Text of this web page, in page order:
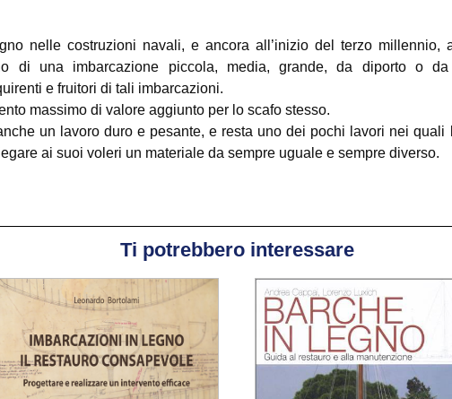
nelle costruzioni navali, e ancora all’inizio del terzo
di una imbarcazione piccola, media, grande, da diporto o
e fruitori di tali imbarcazioni.
massimo di valore aggiunto per lo scafo stesso.
un lavoro duro e pesante, e resta uno dei pochi lavori nei quali
ai suoi voleri un materiale da sempre uguale e sempre diverso.
Ti potrebbero interessare